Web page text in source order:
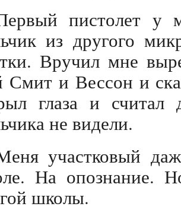
пистолет у
из другого
Вручил мне
Смит и Вессон и
глаза и
не видели.
участковый
На опознание.
школы.